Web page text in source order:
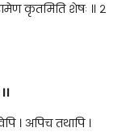
कृतमिति शेषः ॥ २
।।
। अपिच तथापि ।